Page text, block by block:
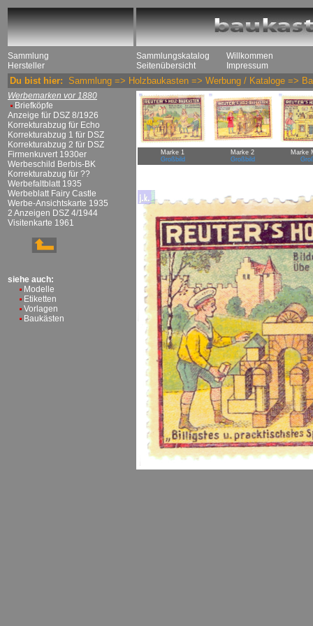
Sammlung
Hersteller
Sammlungskatalog
Seitenübersicht
Willkommen
Impressum
Du bist hier: Sammlung => Holzbaukasten => Werbung / Kataloge =>
Werbemarken vor 1880
Briefköpfe
Anzeige für DSZ 8/1926
Korrekturabzug für Echo
Korrekturabzug 1 für DSZ
Korrekturabzug 2 für DSZ
Firmenkuvert 1930er
Werbeschild Berbis-BK
Korrekturabzug für ??
Werbefaltblatt 1935
Werbeblatt Fairy Castle
Werbe-Ansichtskarte 1935
2 Anzeigen DSZ 4/1944
Visitenkarte 1961
siehe auch:
Modelle
Etiketten
Vorlagen
Baukästen
Marke 1
Großbild
Marke 2
Großbild
Marke